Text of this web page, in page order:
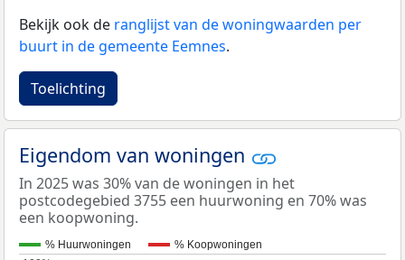
Bekijk ook de ranglijst van de woningwaarden per
buurt in de gemeente Eemnes.
Toelichting
Eigendom van woningen
In 2025 was 30% van de woningen in het
postcodegebied 3755 een huurwoning en 70% was
een koopwoning.
% Huurwoningen % Koopwoningen